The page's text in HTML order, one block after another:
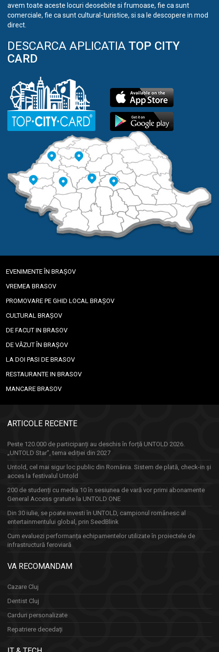
avem toate aceste locuri deosebite si frumoase, fie ca sunt
comerciale, fie ca sunt cultural-turistice, si sa le descopere in mod
direct.
DESCARCA APLICATIA TOP CITY
CARD
EVENIMENTE ÎN BRAȘOV
VREMEA BRASOV
PROMOVARE PE GHID LOCAL BRAȘOV
CULTURAL BRAȘOV
DE FACUT IN BRASOV
DE VĂZUT ÎN BRAȘOV
LA DOI PASI DE BRASOV
RESTAURANTE IN BRASOV
MANCARE BRASOV
ARTICOLE RECENTE
Peste 120.000 de participanți au deschis în forță UNTOLD 2026.
„UNTOLD Star”, tema ediției din 2027
Untold, cel mai sigur loc public din România. Sistem de plată, check-in și
acces la festivalul Untold
200 de studenți cu media 10 în sesiunea de vară vor primi abonamente
General Access gratuite la UNTOLD ONE
Din 30 iulie, se poate investi în UNTOLD, campionul românesc al
entertainmentului global, prin SeedBlink
Cum evaluezi performanța echipamentelor utilizate în proiectele de
infrastructură feroviară
VA RECOMANDAM
Cazare Cluj
Dentist Cluj
Carduri personalizate
Repatriere decedați